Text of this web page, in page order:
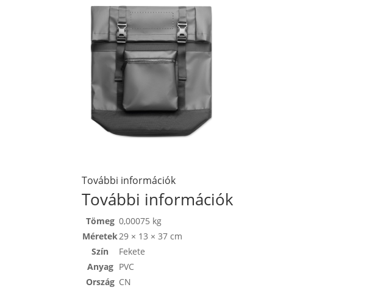
További információk
További információk
Tömeg 0,00075 kg
Méretek29 × 13 × 37 cm
Szín
Fekete
Anyag PVC
Ország CN